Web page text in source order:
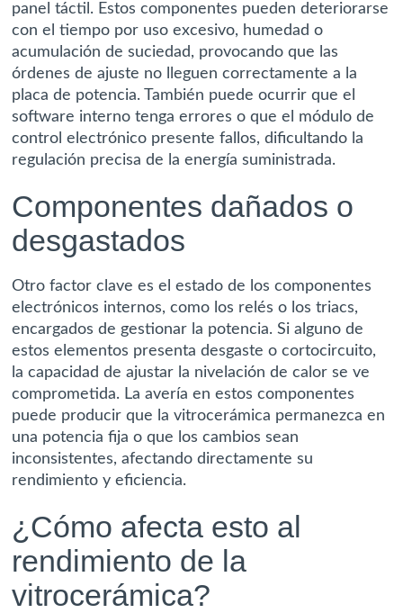
panel táctil. Estos componentes pueden deteriorarse
con el tiempo por uso excesivo, humedad o
acumulación de suciedad, provocando que las
órdenes de ajuste no lleguen correctamente a la
placa de potencia. También puede ocurrir que el
software interno tenga errores o que el módulo de
control electrónico presente fallos, dificultando la
regulación precisa de la energía suministrada.
Componentes dañados o
desgastados
Otro factor clave es el estado de los componentes
electrónicos internos, como los relés o los triacs,
encargados de gestionar la potencia. Si alguno de
estos elementos presenta desgaste o cortocircuito,
la capacidad de ajustar la nivelación de calor se ve
comprometida. La avería en estos componentes
puede producir que la vitrocerámica permanezca en
una potencia fija o que los cambios sean
inconsistentes, afectando directamente su
rendimiento y eficiencia.
¿Cómo afecta esto al
rendimiento de la
vitrocerámica?